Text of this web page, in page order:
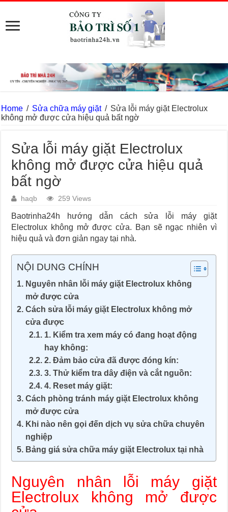
Home / Sửa chữa máy giặt / Sửa lỗi máy giặt Electrolux
không mở được cửa hiệu quả bất ngờ
Sửa lỗi máy giặt Electrolux
không mở được cửa hiệu quả
bất ngờ
haqb 259 Views
Baotrinha24h hướng dẫn cách sửa lỗi máy giặt
Electrolux không mở được cửa. Bạn sẽ ngạc nhiên vì
hiệu quả và đơn giản ngay tại nhà.
NỘI DUNG CHÍNH
Nguyên nhân lỗi máy giặt Electrolux không
mở được cửa
Cách sửa lỗi máy giặt Electrolux không mở
cửa được
1. Kiểm tra xem máy có đang hoạt động
hay không:
2. Đảm bảo cửa đã được đóng kín:
3. Thử kiểm tra dây điện và cắt nguồn:
4. Reset máy giặt:
Cách phòng tránh máy giặt Electrolux không
mở được cửa
Khi nào nên gọi đến dịch vụ sửa chữa chuyên
nghiệp
Bảng giá sửa chữa máy giặt Electrolux tại nhà
Nguyên nhân lỗi máy giặt
Electrolux không mở được